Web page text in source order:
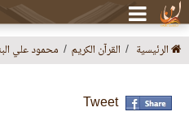
الرئيسية القرآن الكريم محمود علي
Tweet